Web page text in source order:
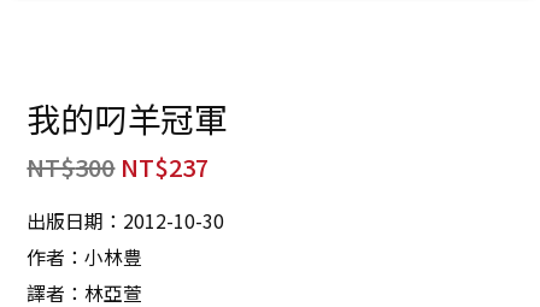
我的叼羊冠軍
NT$300 NT$237
出版日期：2012-10-30
作者：小林豊
譯者：林亞萱